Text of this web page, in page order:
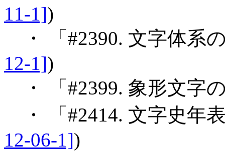
11-1])
・ 「#2390. 文字体系
12-1])
・ 「#2399. 象形文字
・ 「#2414. 文字史年
12-06-1])